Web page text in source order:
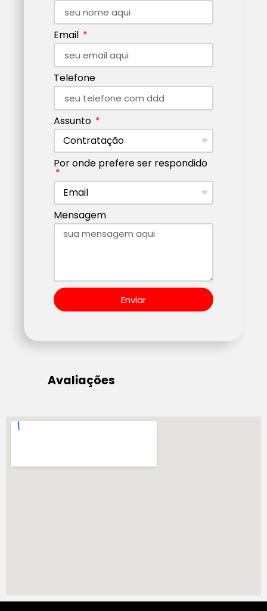
Email
Telefone
Assunto
Por onde prefere ser respondido
Mensagem
Enviar
Avaliações